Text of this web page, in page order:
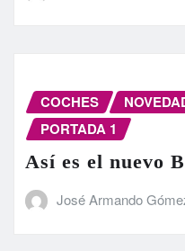
COCHES
PORTADA 1
Así es el nuevo
José Armando